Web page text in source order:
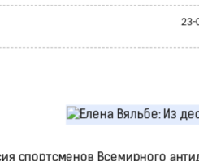
23-
спортсменов Всемирного